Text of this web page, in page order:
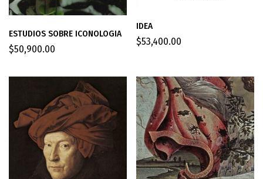
ESTUDIOS SOBRE ICONOLOGIA
$50,900.00
IDEA
$53,400.00